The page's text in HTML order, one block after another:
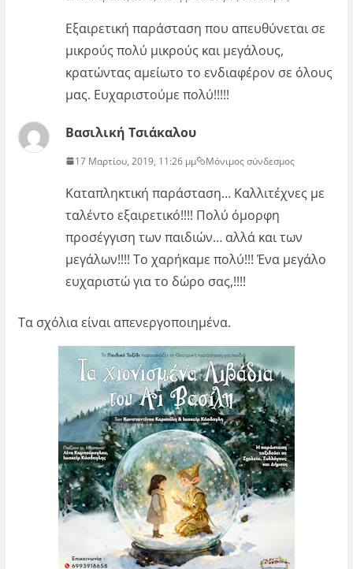
Εξαιρετική παράσταση που απευθύνεται σε
μικρούς πολύ μικρούς και μεγάλους,
κρατώντας αμείωτο το ενδιαφέρον σε όλους
μας. Ευχαριστούμε πολύ!!!!!
Βασιλική Τσιάκαλου
17 Μαρτίου, 2019, 11:26 μμ Μόνιμος σύνδεσμος
Καταπληκτική παράσταση… Καλλιτέχνες με
ταλέντο εξαιρετικό!!!! Πολύ όμορφη
προσέγγιση των παιδιών… αλλά και των
μεγάλων!!!! Το χαρήκαμε πολύ!!! Ένα μεγάλο
ευχαριστώ για το δώρο σας,!!!!
Τα σχόλια είναι απενεργοποιημένα.